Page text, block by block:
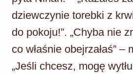
dziewczynie torebki z
do pokoju!”. „Chyba nie
co właśnie obejrzałaś” –
„Jeśli chcesz, mogę